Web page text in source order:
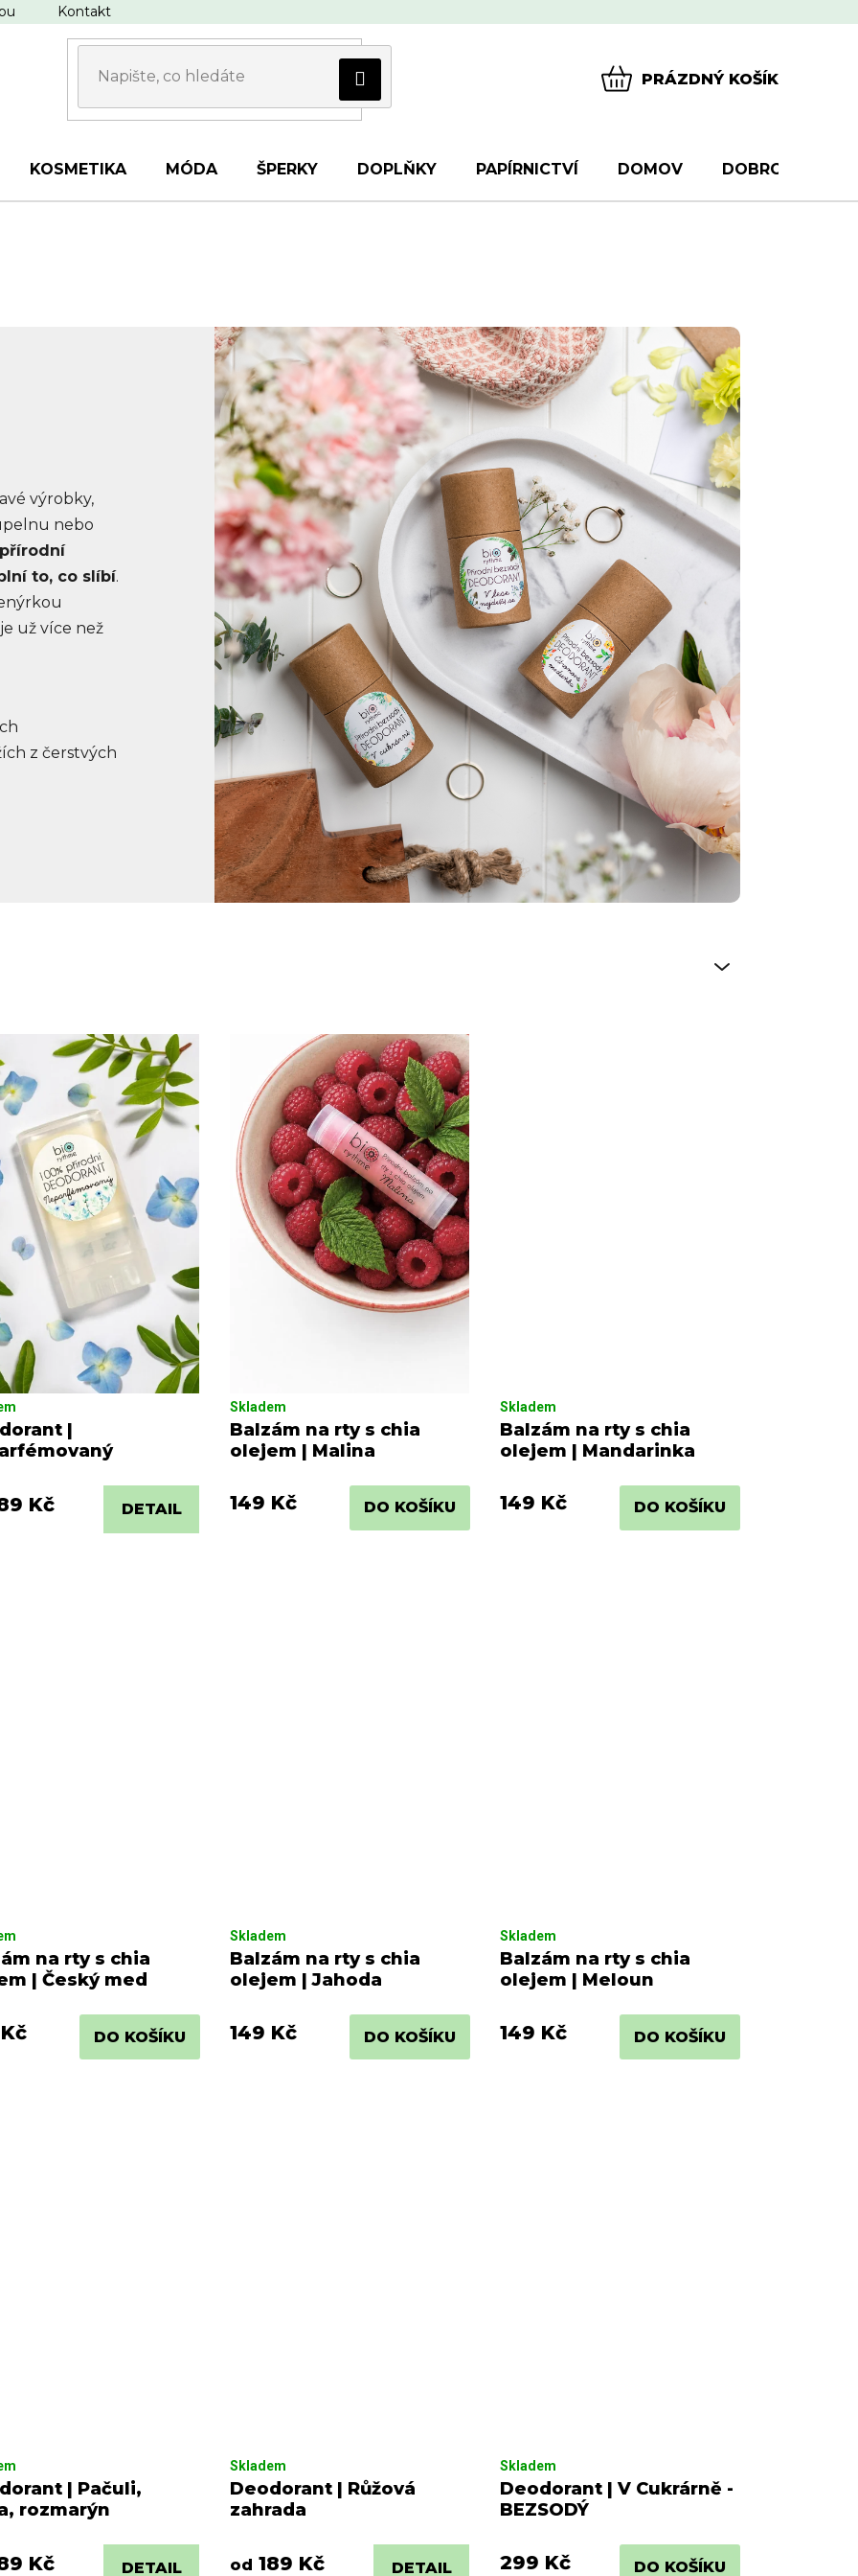
Kontakt
PRÁZDNÝ KOŠÍK
KOSMETIKA MÓDA ŠPERKY DOPLŇKY PAPÍRNICTVÍ DOMOV DOBROTY
výrobky,
nebo
přírodní
to, co slíbí.
už více než
z čerstvých
|
Kč DETAIL
Balzám na rty s chia
olejem | Malina
Skladem
149 Kč DO KOŠÍKU
Balzám na rty s chia
olejem | Mandarinka
Skladem
149 Kč DO KOŠÍKU
na rty s chia
| Český med
DO KOŠÍKU
Balzám na rty s chia
olejem | Jahoda
Skladem
149 Kč DO KOŠÍKU
Balzám na rty s chia
olejem | Meloun
Skladem
149 Kč DO KOŠÍKU
| Pačuli,
rozmarýn
Kč DETAIL
Deodorant | Růžová
zahrada
Skladem
od 189 Kč DETAIL
Deodorant | V Cukrárně -
BEZSODÝ
Skladem
299 Kč DO KOŠÍKU